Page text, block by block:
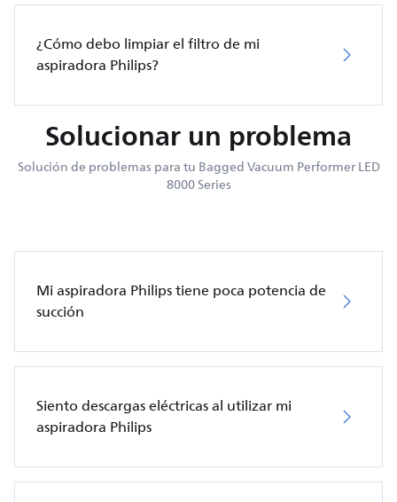
¿Cómo debo limpiar el filtro de mi
aspiradora Philips?
Solucionar un problema
Solución de problemas para tu Bagged Vacuum Performer LED
8000 Series
Mi aspiradora Philips tiene poca potencia de
succión
Siento descargas eléctricas al utilizar mi
aspiradora Philips